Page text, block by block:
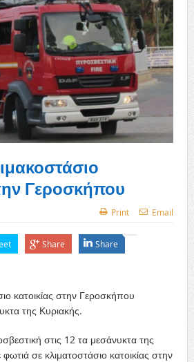
Γεροσκήπου
Print Email
Share Share
κατοικίας στην Γεροσκήπου
της Κυριακής.
στις 12 τα μεσάνυκτα της
σε κλιματοστάσιο κατοικίας στην